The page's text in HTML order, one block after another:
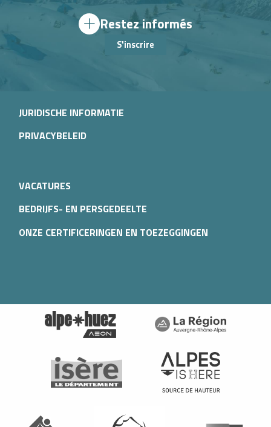
Restez informés
S'inscrire
JURIDISCHE INFORMATIE
PRIVACYBELEID
VACATURES
BEDRIJFS- EN PERSGEDEELTE
ONZE CERTIFICERINGEN EN TOEZEGGINGEN